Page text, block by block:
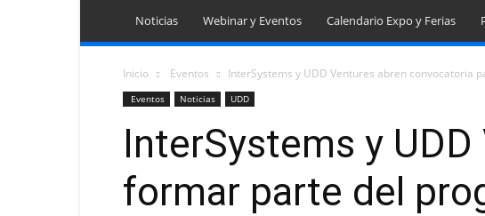
Noticias Webinar y Eventos Calendario Expo y Ferias
Inicio Eventos InterSystems y UDD Ventures abren convocatoria
Eventos Noticias UDD
InterSystems y
formar parte del